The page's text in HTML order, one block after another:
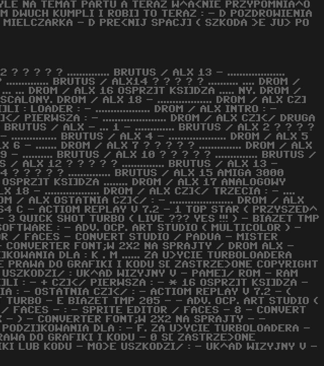
NA TEMAT PARTU A TERAZ W^A<NIE PRZYPOMNIA^O
DWUCH KUMPLI I ROBI] TO TERAZ : - D POZDROWIENIA
- D PRE<NIJ SPACJ] ( SZKODA >E JU> PO
? ? ? ? ? .............. BRUTUS / ALX 13 - ...................
BRUTUS / ALX14 ? ? ? ? ? .......... .... DROM /
... DROM / ALX 16 OSPRZ]T KSI]DZA ..... NY. DROM /
DROM / ALX 18 - .................. DROM / ALX CZ]
: LOADER : - .................. DROM / ALX INTRO : -
PIERWSZA : - ..................... DROM / ALX CZ]</ DRUGA
BRUTUS / ALX - ... 1 - ............. BRUTUS / ALX 2 ? ? ? ?
............... BRUTUS / ALX 4 - ................... DROM / ALX 5
6 - ....... DROM / ALX 7 ? ? ? ? ? .............. DROM / ALX
- .......... BRUTUS / ALX 10 ? ? ? ? ? .............. BRUTUS /
/ ALX 12 ? ? ? ? ? .............. BRUTUS / ALX 13 -
? ? ? ? ? .............. BRUTUS / ALX 15 AMIGA 3000
KSI]DZA ........ DROM / ALX 17 ANALOGOWY
18 - .................. DROM / ALX CZ]</ TRZECIA : - ....
/ ALX OSTATNIA CZ]</ : - ..................... DROM / ALX
64 C - ACTIOM REPLAY V 7.2 - 1 TOP STAR ( PRZYSZED^
QUICK SHOT TURBO ( LIVE ??? YES !!! ) - BIAZET TMP
: - ADV. OCP. ART STUDIO ( MULTICOLOR ) -
/ FACES - CONVERT STUDIO / PADUA - MISTER
FONT;W 2X2 NA SPRAJTY / DROM ALX -
DLA : K . M ...... ZA U>YCIE TURBOLOADERA
DO GRAFIKI I KODU S[ ZASTRZE>ONE COPYRIGHT
USZKODZI/ : UK^AD WIZYJNY V - PAME]/ ROM - RAM
: - + CZ]</ PIERWSZA : - * 16 OSPRZ]T KSI]DZA -
: - OSTATNIA CZ]</ : - ACTIOM REPLAY V 7.2 - (
- E BIAZET TMP 205 - - ADV. OCP. ART STUDIO (
- : - SPRITE EDITOR / FACES - 8 - CONVERT
- ) - CONVERTER FONT;W 2X2 NA SPRAJTY - -
DLA : - F. ZA U>YCIE TURBOLOADERA -
DO GRAFIKI I KODU - 0 S[ ZASTRZE>ONE
LUB KODU - MO>E USZKODZI/ : - UK^AD WIZYJNY V -